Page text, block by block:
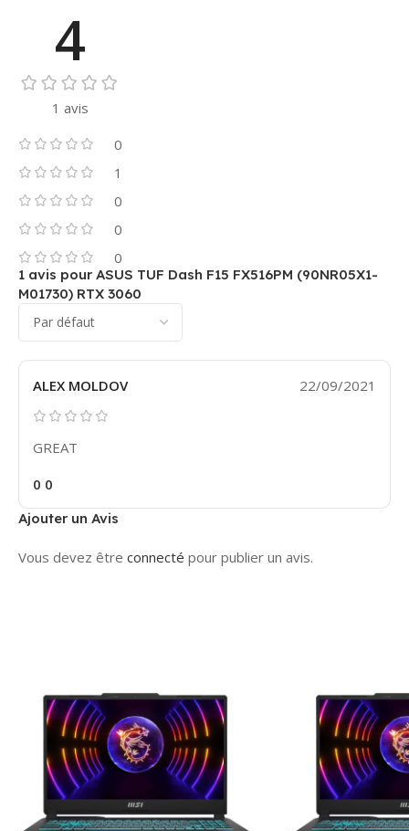
4
1 avis
0
1
0
0
0
1 avis pour ASUS TUF Dash F15 FX516PM (90NR05X1-
M01730) RTX 3060
ALEX MOLDOV 22/09/2021
GREAT
0 0
Ajouter un Avis
Vous devez être connecté pour publier un avis.